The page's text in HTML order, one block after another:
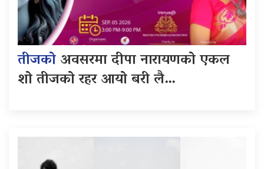
तीजकोअवसरमा दीपा नारायणको एकल
शो तीजको रहर आयो बरी लै…